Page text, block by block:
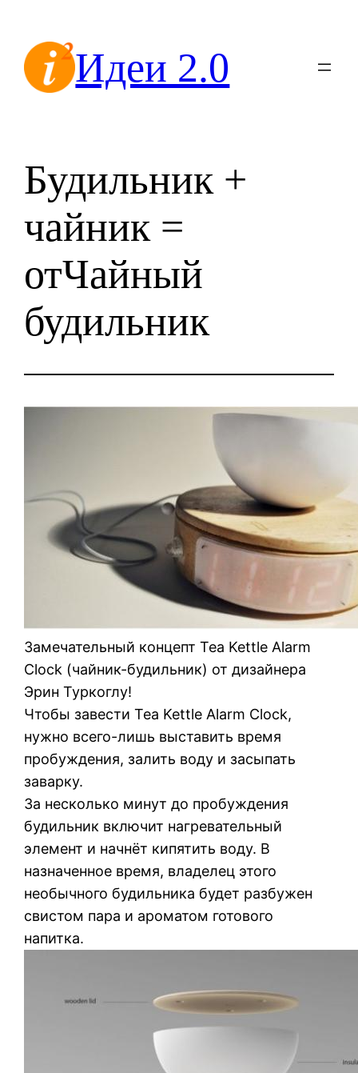
содержимомуИдеи 2.0
Будильник +
чайник =
отЧайный
будильник
Замечательный концепт Tea Kettle Alarm
Clock (чайник-будильник) от дизайнера
Эрин Туркоглу!
Чтобы завести Tea Kettle Alarm Clock,
нужно всего-лишь выставить время
пробуждения, залить воду и засыпать
заварку.
За несколько минут до пробуждения
будильник включит нагревательный
элемент и начнёт кипятить воду. В
назначенное время, владелец этого
необычного будильника будет разбужен
свистом пара и ароматом готового
напитка.